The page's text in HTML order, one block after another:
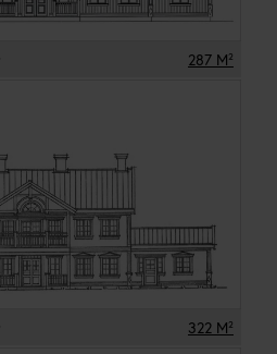
287 M²
322 M²